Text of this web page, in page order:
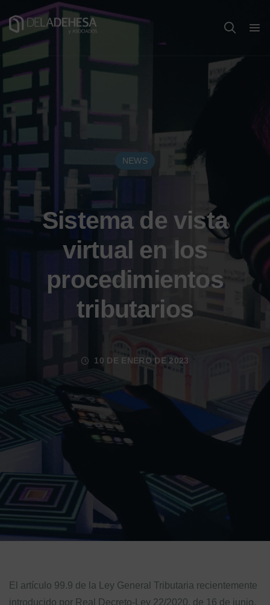
NEWS
Sistema de vista
virtual en los
procedimientos
tributarios
10 DE ENERO DE 2023
El artículo 99.9 de la Ley General Tributaria recientemente
introducido por Real Decreto-Ley 22/2020, de 16 de junio,